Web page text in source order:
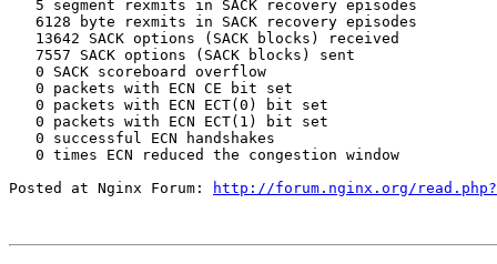
http://forum.nginx.org/